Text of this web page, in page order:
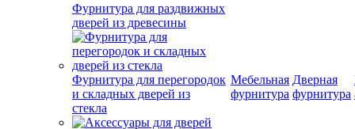
Фурнитура для раздвижных
дверей из древесины
Фурнитура для перегородок
и складных дверей из
стекла
Мебельная
фурнитура
Дверная
фурнитура